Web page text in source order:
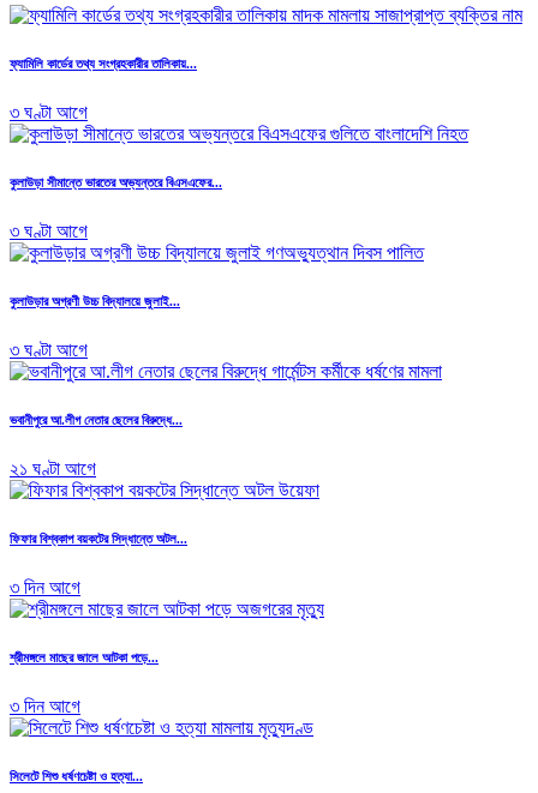
ফ্যামিলি কার্ডের তথ্য সংগ্রহকারীর তালিকায়...
৩ ঘণ্টা আগে
কুলাউড়া সীমান্তে ভারতের অভ্যন্তরে বিএসএফের...
৩ ঘণ্টা আগে
কুলাউড়ার অগ্রণী উচ্চ বিদ্যালয়ে জুলাই...
৩ ঘণ্টা আগে
ভবানীপুরে আ.লীগ নেতার ছেলের বিরুদ্ধে...
২১ ঘণ্টা আগে
ফিফার বিশ্বকাপ বয়কটের সিদ্ধান্তে অটল...
৩ দিন আগে
শ্রীমঙ্গলে মাছের জালে আটকা পড়ে...
৩ দিন আগে
সিলেটে শিশু ধর্ষণচেষ্টা ও হত্যা...